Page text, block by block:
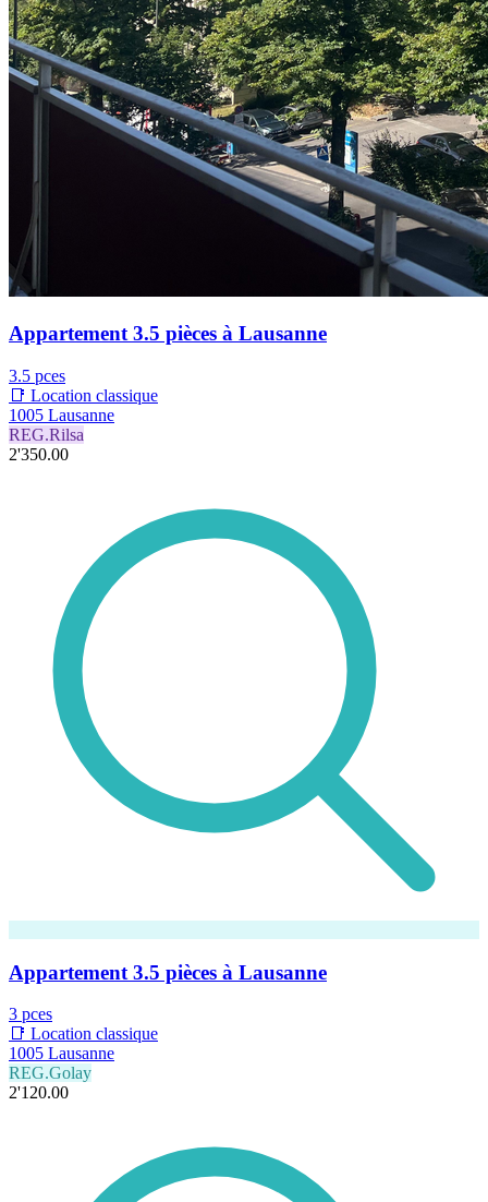
Appartement 3.5 pièces à Lausanne
3.5 pces
📑 Location classique
1005 Lausanne
REG.Rilsa
2'350.00
Appartement 3.5 pièces à Lausanne
3 pces
📑 Location classique
1005 Lausanne
REG.Golay
2'120.00